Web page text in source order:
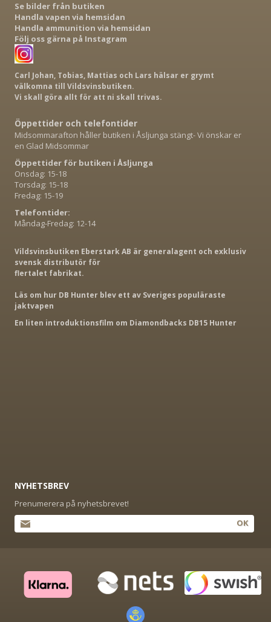
Se bilder från butiken
Handla vapen via hemsidan
Handla ammunition via hemsidan
Följ oss gärna på Instagram
Carl Johan, Tobias, Mattias och Lars hälsar er grymt
välkomna till Vildsvinsbutiken.
Vi skall göra allt för att ni skall trivas.
Öppettider och telefontider
Midsommarafton håller butiken i Åsljunga stängt- Vi önskar er
en Glad Midsommar
Öppettider för butiken i Åsljunga
Onsdag: 15-18
Torsdag: 15-18
Fredag: 15-19
Telefontider:
Måndag-Fredag: 12-14
Vildsvinsbutiken Eberstark AB är generalagent och exklusiv
svensk distributör för
flertalet fabrikat.
Läs om hur DB Hunter blev ett av Sveriges populäraste
jaktvapen
En liten introduktionsfilm om Diamondbacks DB15 Hunter
NYHETSBREV
Prenumerera på nyhetsbrevet!
OK